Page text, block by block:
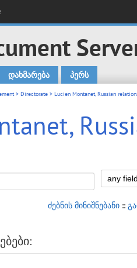
დახმარება პერს
> Directorate > Lucien Montanet, Russian
ძებნის მინიშნებანი ::